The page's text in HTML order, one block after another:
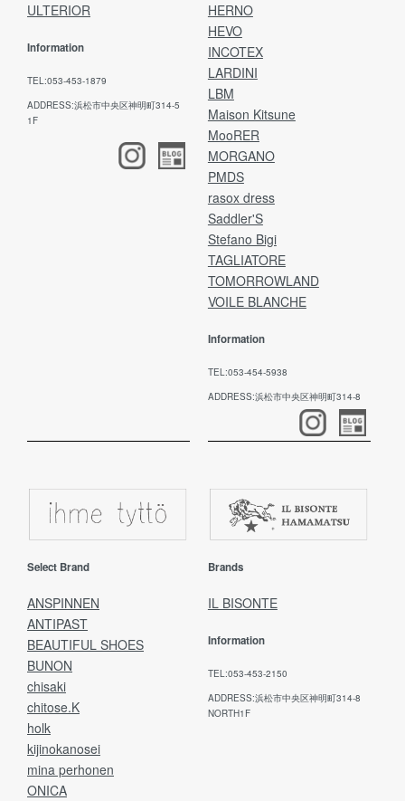
ULTERIOR
Information
TEL:053-453-1879
ADDRESS:浜松市中央区神明町314-5
1F
HERNO
HEVO
INCOTEX
LARDINI
LBM
Maison Kitsune
MooRER
MORGANO
PMDS
rasox dress
Saddler'S
Stefano Bigi
TAGLIATORE
TOMORROWLAND
VOILE BLANCHE
Information
TEL:053-454-5938
ADDRESS:浜松市中央区神明町314-8
Select Brand
ANSPINNEN
ANTIPAST
BEAUTIFUL SHOES
BUNON
chisaki
chitose.K
holk
kijinokanosei
mina perhonen
ONICA
Brands
IL BISONTE
Information
TEL:053-453-2150
ADDRESS:浜松市中央区神明町314-8
NORTH1F